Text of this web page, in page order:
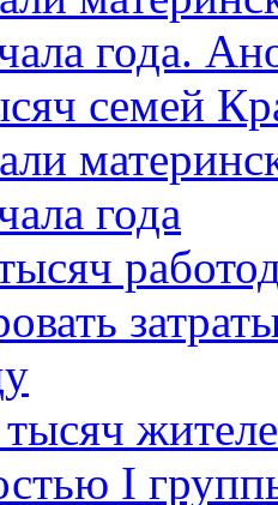
года.
семей
года
I